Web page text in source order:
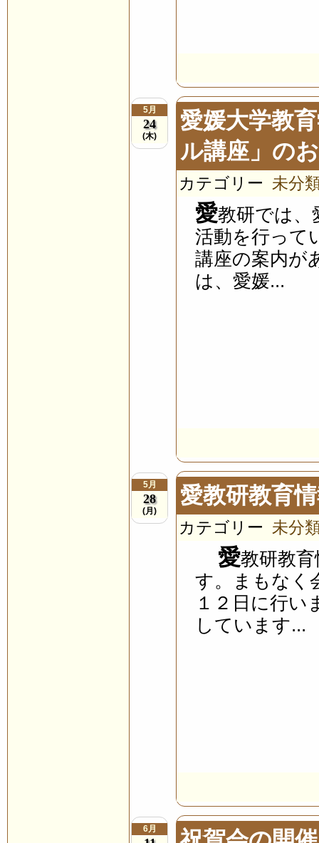
5月
24
(木)
愛媛大学教
ル講座」の
カテゴリー 未分
愛教研では、
活動を行って
講座の案内が
は、愛媛...
5月
28
(月)
愛教研教育
カテゴリー 未分
愛教研教
す。まもなく
１２日に行い
しています...
6月